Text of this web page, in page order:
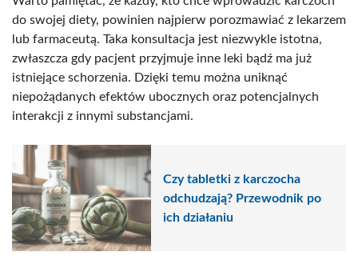
do swojej diety, powinien najpierw porozmawiać z lekarzem
lub farmaceutą. Taka konsultacja jest niezwykle istotna,
zwłaszcza gdy pacjent przyjmuje inne leki bądź ma już
istniejące schorzenia. Dzięki temu można uniknąć
niepożądanych efektów ubocznych oraz potencjalnych
interakcji z innymi substancjami.
Czy tabletki z karczocha
odchudzają? Przewodnik po
ich działaniu